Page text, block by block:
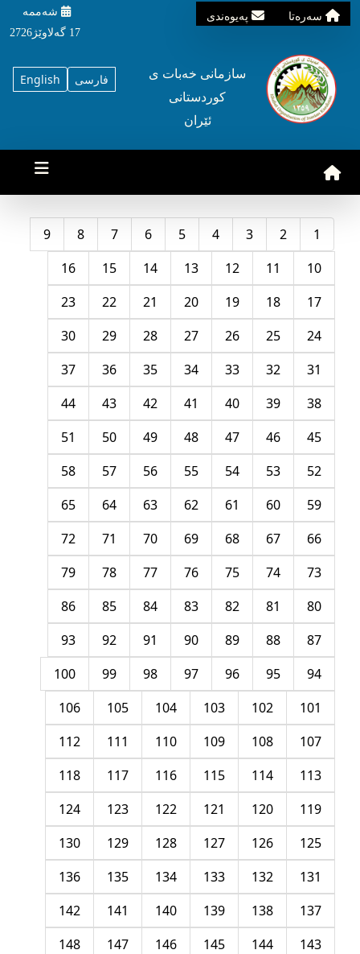
سه‌ره‌تا په‌یوه‌ندی
شه‌ممه‌
17 گه‌لاوێژ2726
English فارسی
سازمانی خه‌بات ی
کوردستانی
ئێران
1
2
3
4
5
6
7
8
9
10
11
12
13
14
15
16
17
18
19
20
21
22
23
24
25
26
27
28
29
30
31
32
33
34
35
36
37
38
39
40
41
42
43
44
45
46
47
48
49
50
51
52
53
54
55
56
57
58
59
60
61
62
63
64
65
66
67
68
69
70
71
72
73
74
75
76
77
78
79
80
81
82
83
84
85
86
87
88
89
90
91
92
93
94
95
96
97
98
99
100
101
102
103
104
105
106
107
108
109
110
111
112
113
114
115
116
117
118
119
120
121
122
123
124
125
126
127
128
129
130
131
132
133
134
135
136
137
138
139
140
141
142
143
144
145
146
147
148